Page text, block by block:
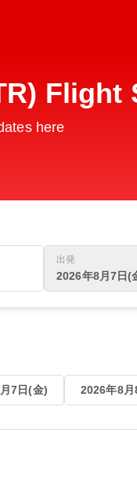
Flight
here
出発
2026年8月7日(
7日(金) 2026年8月